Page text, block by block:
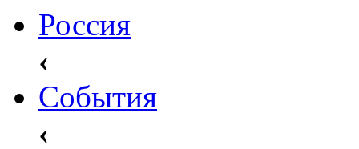
Россия
‹
События
‹